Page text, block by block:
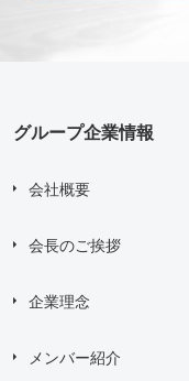
す。)
Drag and
グループ企業情報
会社概要
会長のご挨拶
企業理念
メンバー紹介